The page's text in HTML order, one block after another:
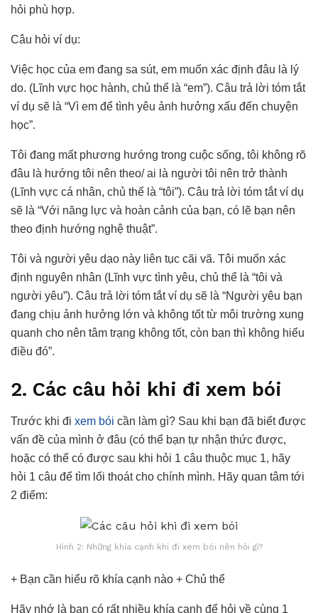
hỏi phù hợp.
Câu hỏi ví dụ:
Việc học của em đang sa sút, em muốn xác định đâu là lý
do. (Lĩnh vực học hành, chủ thể là “em”). Câu trả lời tóm tắt
ví dụ sẽ là “Vì em để tình yêu ảnh hưởng xấu đến chuyện
học”.
Tôi đang mất phương hướng trong cuộc sống, tôi không rõ
đâu là hướng tôi nên theo/ ai là người tôi nên trở thành
(Lĩnh vực cá nhân, chủ thể là “tôi”). Câu trả lời tóm tắt ví dụ
sẽ là “Với năng lực và hoàn cảnh của bạn, có lẽ bạn nên
theo định hướng nghệ thuật”.
Tôi và người yêu dạo này liên tục cãi vã. Tôi muốn xác
định nguyên nhân (Lĩnh vực tình yêu, chủ thể là “tôi và
người yêu”). Câu trả lời tóm tắt ví dụ sẽ là “Người yêu bạn
đang chịu ảnh hưởng lớn và không tốt từ môi trường xung
quanh cho nên tâm trạng không tốt, còn bạn thì không hiểu
điều đó”.
2. Các câu hỏi khi đi xem bói
Trước khi đi xem bói cần làm gì? Sau khi bạn đã biết được
vấn đề của mình ở đâu (có thể bạn tự nhận thức được,
hoặc có thể có được sau khi hỏi 1 câu thuộc mục 1, hãy
hỏi 1 câu để tìm lối thoát cho chính mình. Hãy quan tâm tới
2 điểm:
Hình 2: Những khía cạnh khi đi xem bói nên hỏi gì?
+ Bạn cần hiểu rõ khía cạnh nào + Chủ thể
Hãy nhớ là bạn có rất nhiều khía cạnh để hỏi về cùng 1